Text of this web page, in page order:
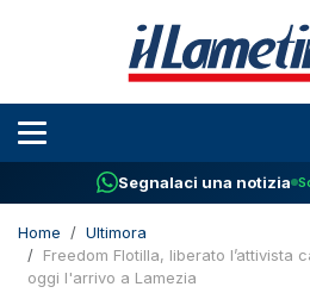
Segnalaci una notizia
Home
Ultimora
Freedom Flotilla, liberato l’attivista
oggi l'arrivo a Lamezia